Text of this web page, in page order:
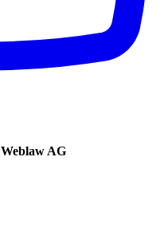
Weblaw AG